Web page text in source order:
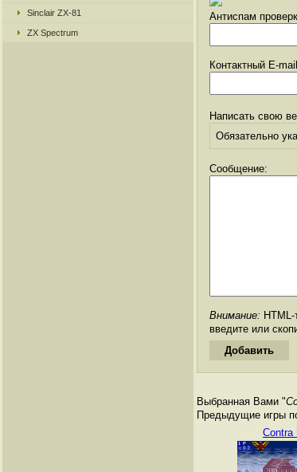
Sinclair ZX-81
ZX Spectrum
Антиспам
Контактный E-
Написать свою
Обязательно
Сообщение:
Внимание:
введите или
Выбранная Вами "
Предыдущие игры
Contra